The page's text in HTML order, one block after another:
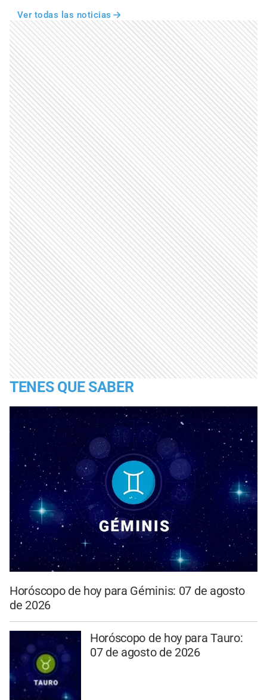
Ver todas las noticias
TENES QUE SABER
Horóscopo de hoy para Géminis: 07 de agosto
de 2026
Horóscopo de hoy para Tauro:
07 de agosto de 2026